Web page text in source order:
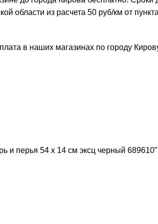
области из расчета 50 руб/км от
в наших магазинах по городу
и перья 54 х 14 см эксц черный 689610”